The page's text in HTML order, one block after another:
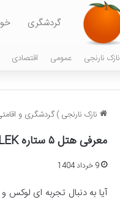
گردشگری
نازک نارنجی عمومی اقتصادی
نازک نارنجی ) گردشگری و
معرفی هتل ۵ ستاره CULLINAN BELEK کولینان بلک
9 خرداد 1404